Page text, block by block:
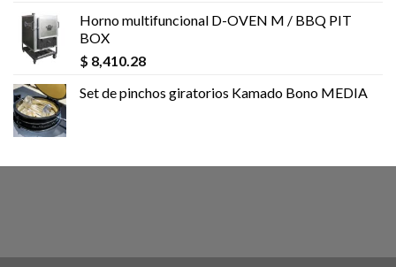
Horno multifuncional D-OVEN M / BBQ PIT
BOX
$ 8,410.28
Set de pinchos giratorios Kamado Bono MEDIA